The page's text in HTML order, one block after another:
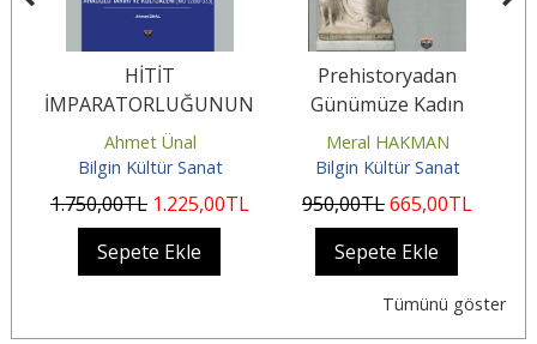
HİTİT
İMPARATORLUĞUNUN
YIKILIŞINDAN BÜYÜK
İSKENDER’İN ÖLÜMÜNE
KADAR...
Ahmet Ünal
Bilgin Kültür Sanat
1.750,00TL 1.225,00TL
Sepete Ekle
Prehistoryadan
Günümüze Kadın
Meral HAKMAN
Bilgin Kültür Sanat
950,00TL665,00TL
Sepete Ekle
Tümünü göster